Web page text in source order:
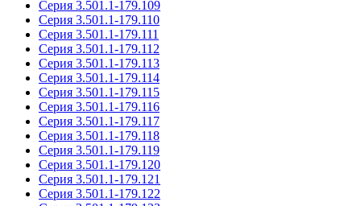
Серия 3.501.1-179.109
Серия 3.501.1-179.110
Серия 3.501.1-179.111
Серия 3.501.1-179.112
Серия 3.501.1-179.113
Серия 3.501.1-179.114
Серия 3.501.1-179.115
Серия 3.501.1-179.116
Серия 3.501.1-179.117
Серия 3.501.1-179.118
Серия 3.501.1-179.119
Серия 3.501.1-179.120
Серия 3.501.1-179.121
Серия 3.501.1-179.122